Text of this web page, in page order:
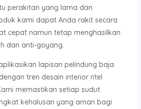
perakitan yang lama dan
kami dapat Anda rakit secara
cepat namun tetap menghasilkan
dan anti-goyang.
lapisan pelindung baja
tren desain interior ritel
memastikan setiap sudut
kehalusan yang aman bagi